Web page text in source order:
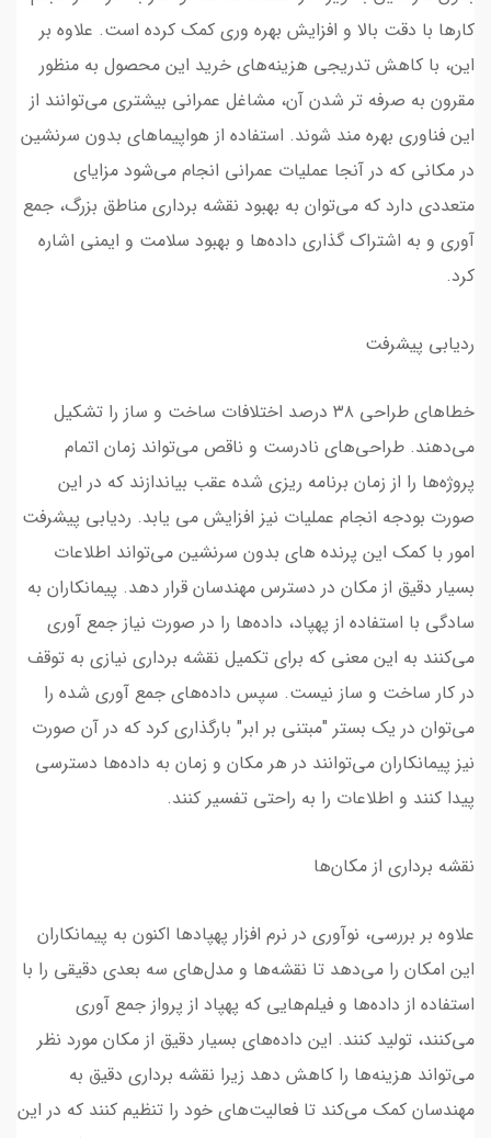
کارها با دقت بالا و افزایش بهره وری کمک کرده است. علاوه بر
این، با کاهش تدریجی هزینه‌های خرید این محصول به منظور
مقرون به صرفه تر شدن آن، مشاغل عمرانی بیشتری می‌توانند از
این فناوری بهره مند شوند. استفاده از هواپیماهای بدون سرنشین
در مکانی که در آنجا عملیات عمرانی انجام می‌شود مزایای
متعددی دارد که می‌توان به بهبود نقشه برداری مناطق بزرگ، جمع
آوری و به اشتراک گذاری داده‌ها و بهبود سلامت و ایمنی اشاره
کرد.
ردیابی پیشرفت
خطاهای طراحی ۳۸ درصد اختلافات ساخت و ساز را تشکیل
می‌دهند. طراحی‌های نادرست و ناقص می‌تواند زمان اتمام
پروژه‌ها را از زمان برنامه ریزی شده عقب بیاندازند که در این
صورت بودجه انجام عملیات نیز افزایش می یابد. ردیابی پیشرفت
امور با کمک این پرنده های بدون سرنشین می‌تواند اطلاعات
بسیار دقیق از مکان در دسترس مهندسان قرار دهد. پیمانکاران به
سادگی با استفاده از پهپاد، داده‌ها را در صورت نیاز جمع آوری
می‌کنند به این معنی که برای تکمیل نقشه برداری نیازی به توقف
در کار ساخت و ساز نیست. سپس داده‌های جمع آوری شده را
می‌توان در یک بستر "مبتنی بر ابر" بارگذاری کرد که در آن صورت
نیز پیمانکاران می‌توانند در هر مکان و زمان به داده‌ها دسترسی
پیدا کنند و اطلاعات را به راحتی تفسیر کنند.
نقشه برداری از مکان‌ها
علاوه بر بررسی، نوآوری در نرم افزار پهپادها اکنون به پیمانکاران
این امکان را می‌دهد تا نقشه‌ها و مدل‌های سه بعدی دقیقی را با
استفاده از داده‌ها و فیلم‌هایی که پهپاد از پرواز جمع آوری
می‌کنند، تولید کنند. این داده‌های بسیار دقیق از مکان مورد نظر
می‌تواند هزینه‌ها را کاهش دهد زیرا نقشه برداری دقیق به
مهندسان کمک می‌کند تا فعالیت‌های خود را تنظیم کنند که در این